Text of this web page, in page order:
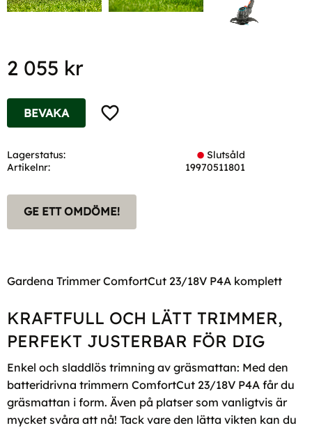
2 055 kr
Lägg till i favoriter
BEVAKA
Lagerstatus
Slutsåld
Artikelnr
19970511801
GE ETT OMDÖME!
Gardena Trimmer ComfortCut 23/18V P4A komplett
KRAFTFULL OCH LÄTT TRIMMER,
PERFEKT JUSTERBAR FÖR DIG
Enkel och sladdlös trimning av gräsmattan: Med den
batteridrivna trimmern ComfortCut 23/18V P4A får du
gräsmattan i form. Även på platser som vanligtvis är
mycket svåra att nå! Tack vare den lätta vikten kan du